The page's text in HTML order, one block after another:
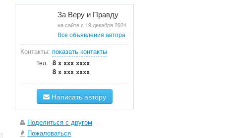
За Веру и Правду
на сайте с 19 декабря 2024
Все объявления автора
Контакты: показать контакты
Тел.
8 x xxx xxxx
8 x xxx xxxx
Написать автору
Поделиться с другом
Пожаловаться